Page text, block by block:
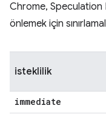
Chrome, Speculation
önlemek için
isteklilik
immediate